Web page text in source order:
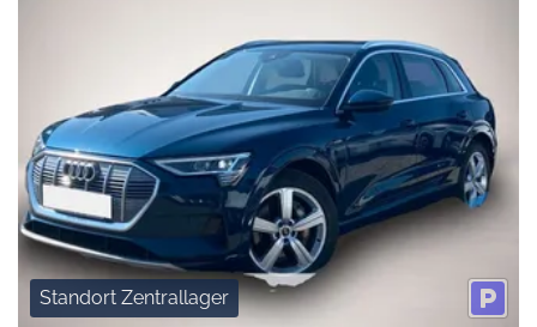
Standort Zentrallager